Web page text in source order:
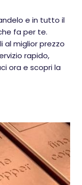
e in tutto il
fa per te.
al miglior prezzo
rapido,
ora e scopri la